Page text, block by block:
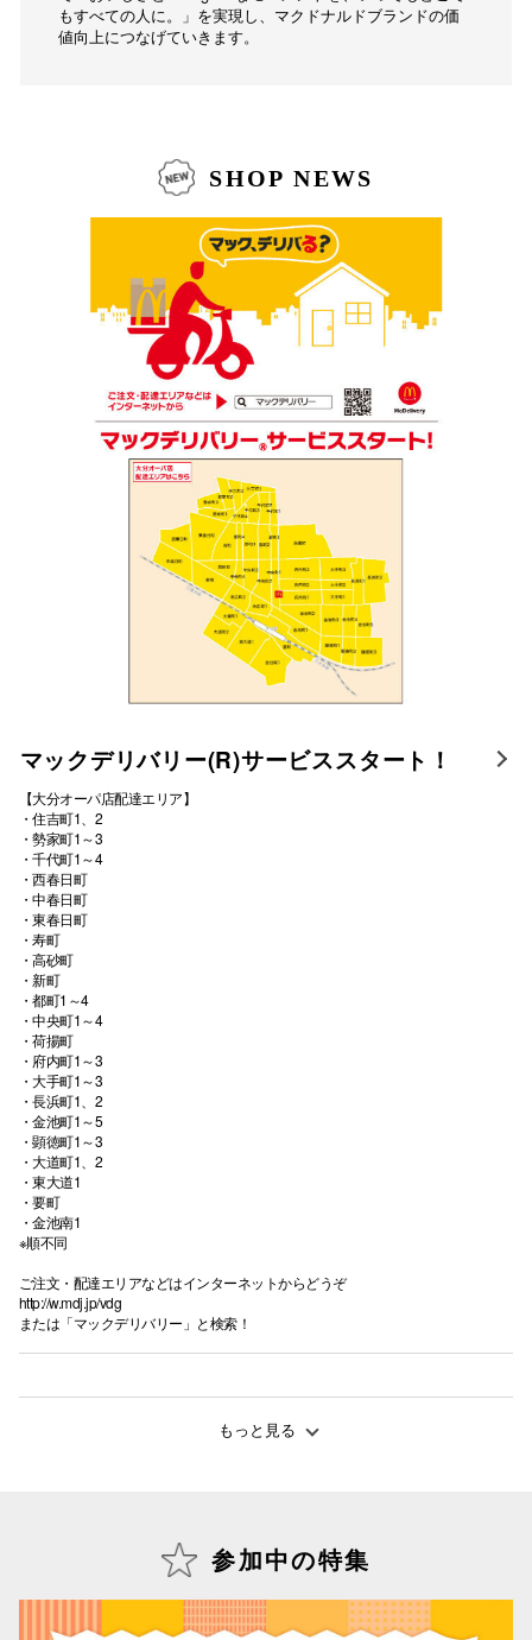
もすべての人に。」を実現し、マクドナルドブランドの価
値向上につなげていきます。
SHOP NEWS
マックデリバリー(R)サービススタート！
【大分オーパ店配達エリア】
・住吉町1、2
・勢家町1～3
・千代町1～4
・西春日町
・中春日町
・東春日町
・寿町
・高砂町
・新町
・都町1～4
・中央町1～4
・荷揚町
・府内町1～3
・大手町1～3
・長浜町1、2
・金池町1～5
・顕徳町1～3
・大道町1、2
・東大道1
・要町
・金池南1
※順不同
ご注文・配達エリアなどはインターネットからどうぞ
http://w.mdj.jp/vdg
または「マックデリバリー」と検索！
もっと見る
参加中の特集